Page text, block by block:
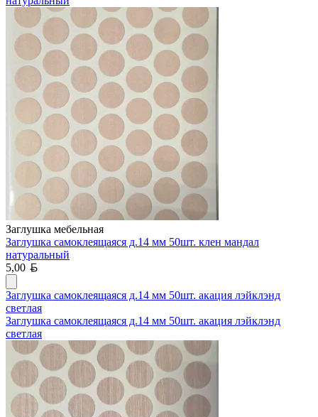
Заглушка мебельная
Заглушка самоклеящаяся д.14 мм 50шт. клен мандал
натуральный
5,00
Заглушка самоклеящаяся д.14 мм 50шт. акация лэйклэнд
светлая
Заглушка самоклеящаяся д.14 мм 50шт. акация лэйклэнд
светлая